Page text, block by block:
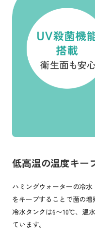
低高温の温度キー
ハミングウォーターの冷
をキープすることで菌の増
冷水タンクは6〜10℃、温
ています。